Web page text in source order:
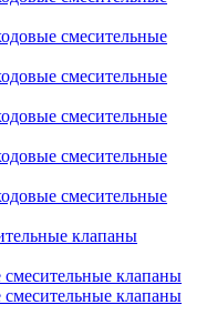
смесительные
смесительные
смесительные
смесительные
смесительные
клапаны
смесительные клапаны
смесительные клапаны